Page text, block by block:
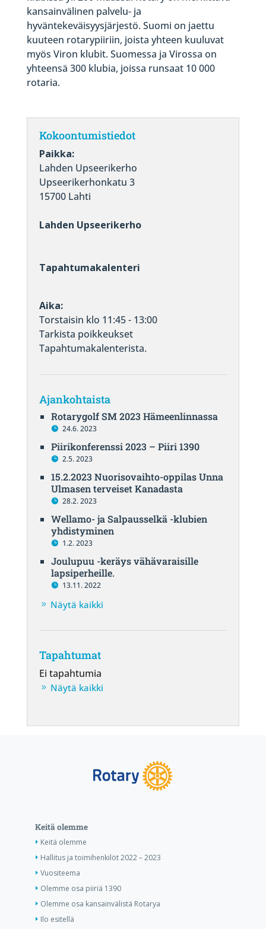
kansainvälinen palvelu- ja
hyväntekeväisyysjärjestö. Suomi on jaettu
kuuteen rotarypiiriin, joista yhteen kuuluvat
myös Viron klubit. Suomessa ja Virossa on
yhteensä 300 klubia, joissa runsaat 10 000
rotaria.
Kokoontumistiedot
Paikka:
Lahden Upseerikerho
Upseerikerhonkatu 3
15700 Lahti
Lahden Upseerikerho
Tapahtumakalenteri
Aika:
Torstaisin klo 11:45 - 13:00
Tarkista poikkeukset
Tapahtumakalenterista.
Ajankohtaista
Rotarygolf SM 2023 Hämeenlinnassa
24.6. 2023
Piirikonferenssi 2023 – Piiri 1390
2.5. 2023
15.2.2023 Nuorisovaihto-oppilas Unna
Ulmasen terveiset Kanadasta
28.2. 2023
Wellamo- ja Salpausselkä -klubien
yhdistyminen
1.2. 2023
Joulupuu -keräys vähävaraisille
lapsiperheille.
13.11. 2022
Näytä kaikki
Tapahtumat
Ei tapahtumia
Näytä kaikki
Keitä olemme
Keitä olemme
Hallitus ja toimihenkilöt 2022 – 2023
Vuositeema
Olemme osa piiriä 1390
Olemme osa kansainvälistä Rotarya
Ilo esitellä